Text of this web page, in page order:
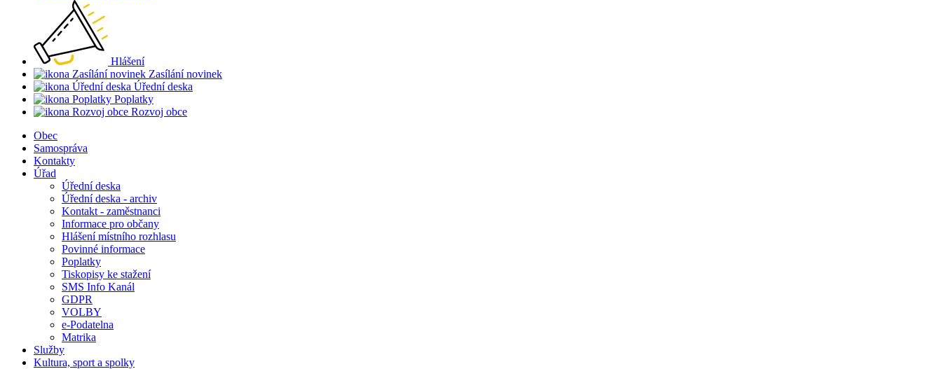
Hlášení
Zasílání novinek
Úřední deska
Poplatky
Rozvoj obce
Obec
Samospráva
Kontakty
Úřad
Úřední deska
Úřední deska - archiv
Kontakt - zaměstnanci
Informace pro občany
Hlášení místního rozhlasu
Povinné informace
Poplatky
Tiskopisy ke stažení
SMS Info Kanál
GDPR
VOLBY
e-Podatelna
Matrika
Služby
Kultura, sport a spolky